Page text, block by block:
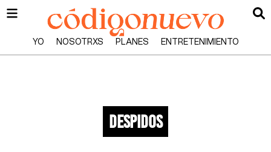
YO NOSOTRXS PLANES ENTRETENIMIENTO
despidos